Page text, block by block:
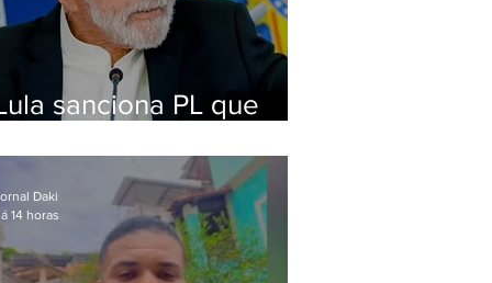
sanciona PL que
contra crianças
Daki
14 horas